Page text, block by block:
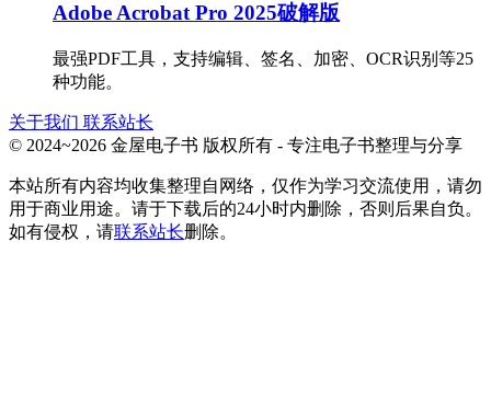
Adobe Acrobat Pro 2025破解版
最强PDF工具，支持编辑、签名、加密、OCR识别等25
种功能。
关于我们 联系站长
© 2024~2026 金屋电子书 版权所有 - 专注电子书整理与分享
本站所有内容均收集整理自网络，仅作为学习交流使用，请勿
用于商业用途。请于下载后的24小时内删除，否则后果自负。
如有侵权，请联系站长删除。